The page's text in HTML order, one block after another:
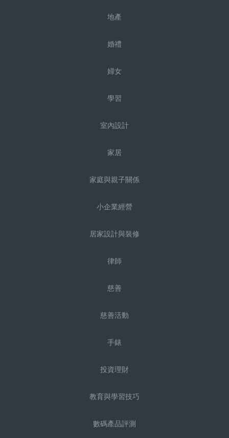
地產
婚禮
婦女
學習
室內設計
家居
家庭與親子關係
小企業經營
居家設計與裝修
律師
慈善
慈善活動
手錶
投資理財
教育與學習技巧
數碼產品評測